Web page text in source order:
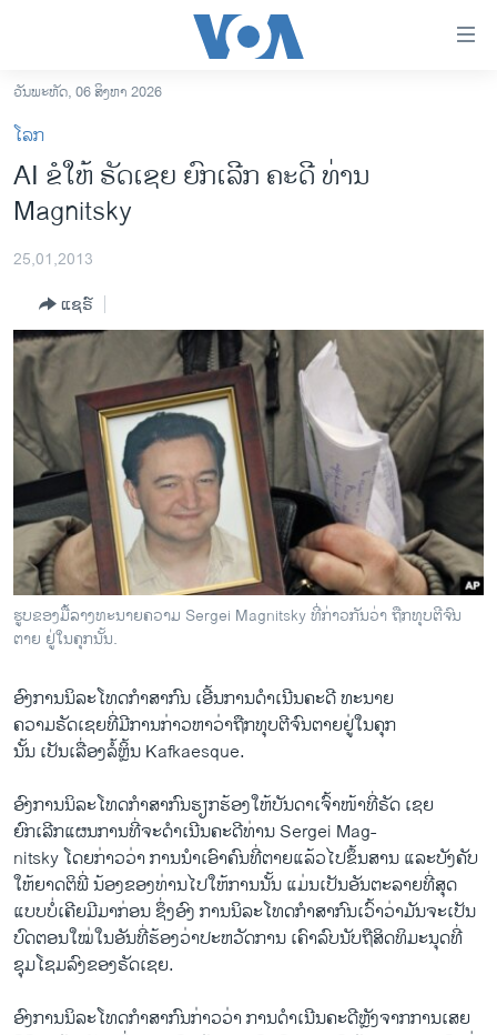
ເຂົ້າ
ຫາ
ຂ້າມ
ຂ້າມ
ຫາ
ອາເມຣິກາ
ຂ່າວ​ຈີນ
ໂລກ
ເອເຊຍ
ອິດສະຫຼະພາບດ້ານການຂ່າວ
ຊີວິດຊາວລາວ
ຊຸມຊົນຊາວລາວ
ວິທະຍາສາດ-ເທັກໂນໂລຈີ
ທຸລະກິດ
ພາສາອັງກິດ
ວີດີໂອ
ລາຍການກະຈາຍສຽງ
ລາຍງານ
ຕິດຕາມພວກເຮົາ ທີ່
ພາສາຕ່າງໆ
ວັນພະຫັດ, 06 ສິງຫາ 2026
ໂລກ
AI ຂໍໃຫ້ ຣັດ​ເຊຍ ຍົກເລີກ ​ຄະດີ ທ່ານ
Magnitsky
25,01,2013
ແຊຣ໌
ຮູບຂອງມື້ລາງທະນາຍຄວາມ Sergei Magnitsky ທີ່ກ່າວກັນວ່າ ຖືກທຸບຕີຈົນ
ຕາຍ ຢູ່ໃນຄຸກນັ້ນ.
ອົງການນິລະໂທດກຳສາກົນ ເອີ້ນການດຳເນີນຄະດີ ທະນາຍ
ຄວາມຣັດເຊຍທີ່ມີການກ່າວຫາວ່າຖືກທຸບຕີຈົນຕາຍຢູ່ໃນຄຸກ
ນັ້ນ ເປັນເລື່ອງລໍ້ຫຼິ້ນ Kafkaesque.
ອົງການນິລະໂທດກຳສາກົນຮຽກຮ້ອງໃຫ້ບັນດາເຈົ້າໜ້າທີ່ຣັດ ເຊຍ
ຍົກເລີກແຜນການທີ່ຈະດຳເນີນຄະດີທ່ານ Sergei Mag-
nitsky ໂດຍກ່າວວ່າ ການນໍາເອົາຄົນທີ່ຕາຍແລ້ວໄປຂຶ້ນສານ ແລະບັງຄັບ
ໃຫ້ຍາດຕິພີ່ ນ້ອງຂອງທ່ານໄປໃຫ້ການນັ້ນ ແມ່ນເປັນອັນຕະລາຍທີ່ສຸດ
ແບບບໍ່ເຄີຍມີມາກ່ອນ ຊຶ່ງອົງ ການນິລະໂທດກຳສາກົນເວົ້າວ່າມັນຈະເປັນ
ບົດຕອນໃໝ່ໃນອັນທີ່ຮ້ອງວ່າປະຫວັດການ ເຄົາລົບນັບຖືສິດທິມະນຸດທີ່
ຊຸມໂຊມລົງຂອງຣັດເຊຍ.
ອົງການນິລະໂທດກຳສາກົນກ່າວວ່າ ການດຳເນີນຄະດີຫຼັງຈາກການເສຍ